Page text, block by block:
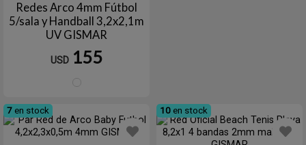
Redes Arco 4mm Fútbol
5/sala y Handball 3,2x2,1m
UV GISMAR
USD 155
7 en stock 10 en stock